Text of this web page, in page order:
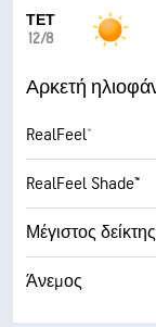
ΤΕΤ
12/8
Αρκετή
RealFeel®
RealFeel Shade™
Μέγιστος
Άνεμος